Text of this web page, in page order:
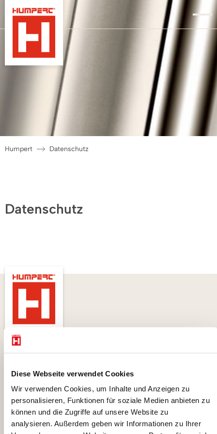
Diese Webseite verwendet Cookies
Wir verwenden Cookies, um Inhalte und Anzeigen zu
personalisieren, Funktionen für soziale Medien anbieten zu
können und die Zugriffe auf unsere Website zu
analysieren. Außerdem geben wir Informationen zu Ihrer
Humpert Datenschutz
Datenschutz
Erlenstrasse 25
58739 Wickede/Ruhr
Fon: 023 77 - 91 83-0
Fax: 023 77 - 91 83-40